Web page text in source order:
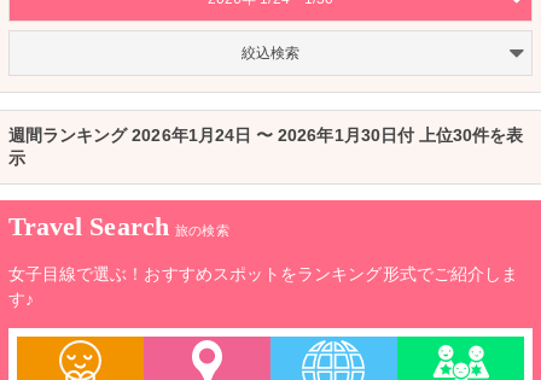
絞込検索
週間ランキング 2026年1月24日 〜 2026年1月30日付 上位30件を表
示
Travel Search 旅の検索
女子目線で選ぶ！おすすめスポットをランキング形式でご紹介しま
す♪